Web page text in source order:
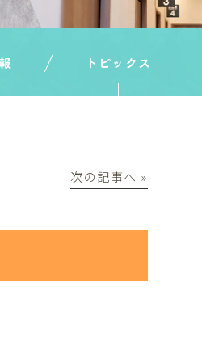
トピックス
次の記事へ »